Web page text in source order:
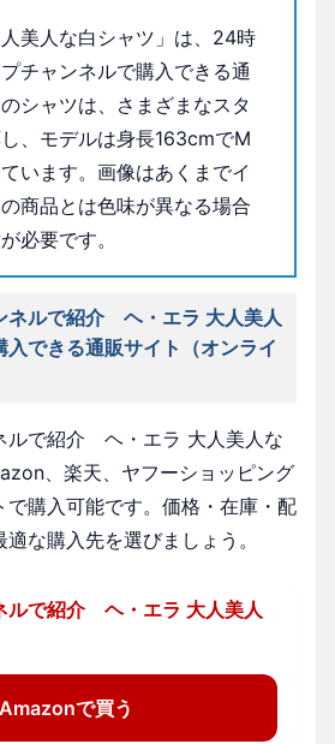
美人な白シャツ」は、24時
チャンネルで購入できる通
シャツは、さまざまなスタ
、モデルは身長163cmでM
います。画像はあくまでイ
商品とは色味が異なる場合
必要です。
ネルで紹介 ヘ・エラ 大人美人
入できる通販サイト（オンライ
ルで紹介 ヘ・エラ 大人美人な
、楽天、ヤフーショッピング
で購入可能です。価格・在庫・配
な購入先を選びましょう。
ルで紹介 ヘ・エラ 大人美人
Amazonで買う